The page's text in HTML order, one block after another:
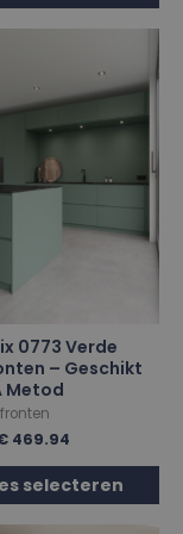
0773 Verde
– Geschikt
Metod
469.94
selecteren